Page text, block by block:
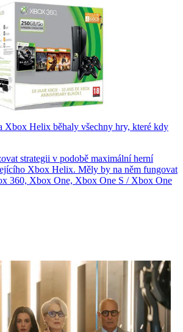
Xbox Helix běhaly všechny hry, které kdy
strategii v podobě maximální herní
Xbox Helix. Měly by na něm fungovat
360, Xbox One, Xbox One S / Xbox One